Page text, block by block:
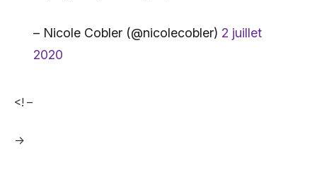
– Nicole Cobler (@nicolecobler) 2 juillet
2020
<! –
->